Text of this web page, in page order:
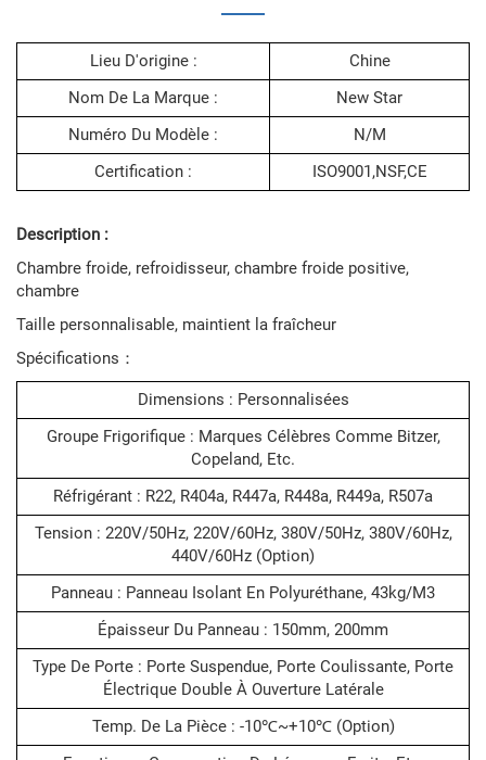
Lieu D'origine :
Chine
Nom De La Marque :
New Star
Numéro Du Modèle :
N/M
Certification :
ISO9001,NSF,CE
Description :
Chambre froide, refroidisseur, chambre froide positive,
chambre
Taille personnalisable, maintient la fraîcheur
Spécifications：
Dimensions : Personnalisées
Groupe Frigorifique : Marques Célèbres Comme Bitzer,
Copeland, Etc.
Réfrigérant : R22, R404a, R447a, R448a, R449a, R507a
Tension : 220V/50Hz, 220V/60Hz, 380V/50Hz, 380V/60Hz,
440V/60Hz (option)
Panneau : Panneau Isolant En Polyuréthane, 43kg/m3
Épaisseur Du Panneau : 150mm, 200mm
Type De Porte : Porte Suspendue, Porte Coulissante, Porte
Électrique Double À Ouverture Latérale
Temp. De La Pièce : -10℃~+10℃ (option)